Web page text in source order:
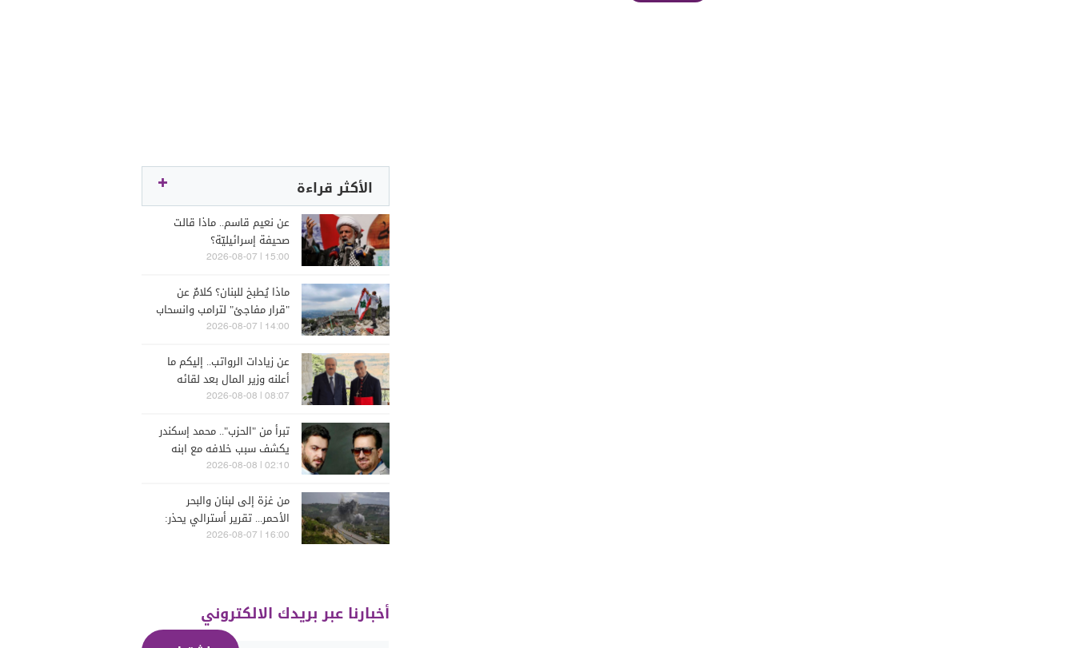
الأكثر قراءة
عن نعيم قاسم.. ماذا قالت
صحيفة إسرائيليّة؟
15:00 | 2026-08-07
ماذا يُطبخ للبنان؟ كلامٌ عن
"قرار مفاجئ" لترامب وانسحاب
إسرائيل
14:00 | 2026-08-07
عن زيادات الرواتب.. إليكم ما
أعلنه وزير المال بعد لقائه
الراعي
08:07 | 2026-08-08
تبرأ من "الحزب".. محمد إسكندر
يكشف سبب خلافه مع ابنه
فارس (فيديو)
02:10 | 2026-08-08
من غزة إلى لبنان والبحر
الأحمر... تقرير أسترالي يحذر:
الشرق الأوسط يدخل أخطر
16:00 | 2026-08-07
أخبارنا عبر بريدك الالكتروني